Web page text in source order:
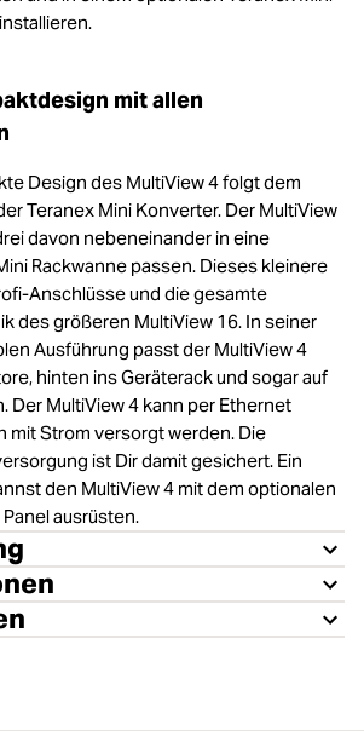
mit allen
Design des MultiView 4 folgt dem
Teranex Mini Konverter. Der MultiView
davon nebeneinander in eine
Rackwanne passen. Dieses kleinere
Anschlüsse und die gesamte
des größeren MultiView 16. In seiner
Ausführung passt der MultiView 4
hinten ins Geräterack und sogar auf
Der MultiView 4 kann per Ethernet
mit Strom versorgt werden. Die
ist Dir damit gesichert. Ein
den MultiView 4 mit dem optionalen
ausrüsten.